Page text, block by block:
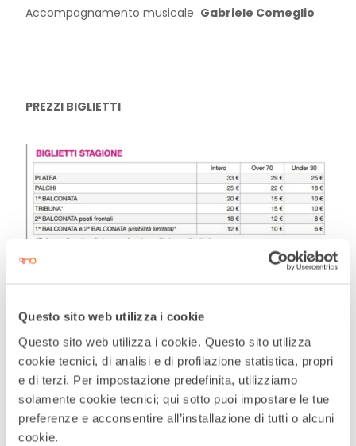
Questo sito web utilizza i cookie
Questo sito web utilizza i cookie. Questo sito utilizza
cookie tecnici, di analisi e di profilazione statistica, propri
e di terzi. Per impostazione predefinita, utilizziamo
solamente cookie tecnici; qui sotto puoi impostare le tue
preferenze e acconsentire all’installazione di tutti o alcuni
cookie.
Accompagnamento musicale Gabriele Comeglio
PREZZI BIGLIETTI
DATA
24 Gen 2026
Terminato